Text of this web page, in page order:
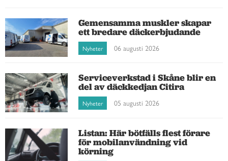
Gemensamma muskler skapar
ett bredare däckerbjudande
Nyheter 06 augusti 2026
Serviceverkstad i Skåne blir en
del av däckkedjan Citira
Nyheter 05 augusti 2026
Listan: Här bötfälls flest förare
för mobilanvändning vid
körning